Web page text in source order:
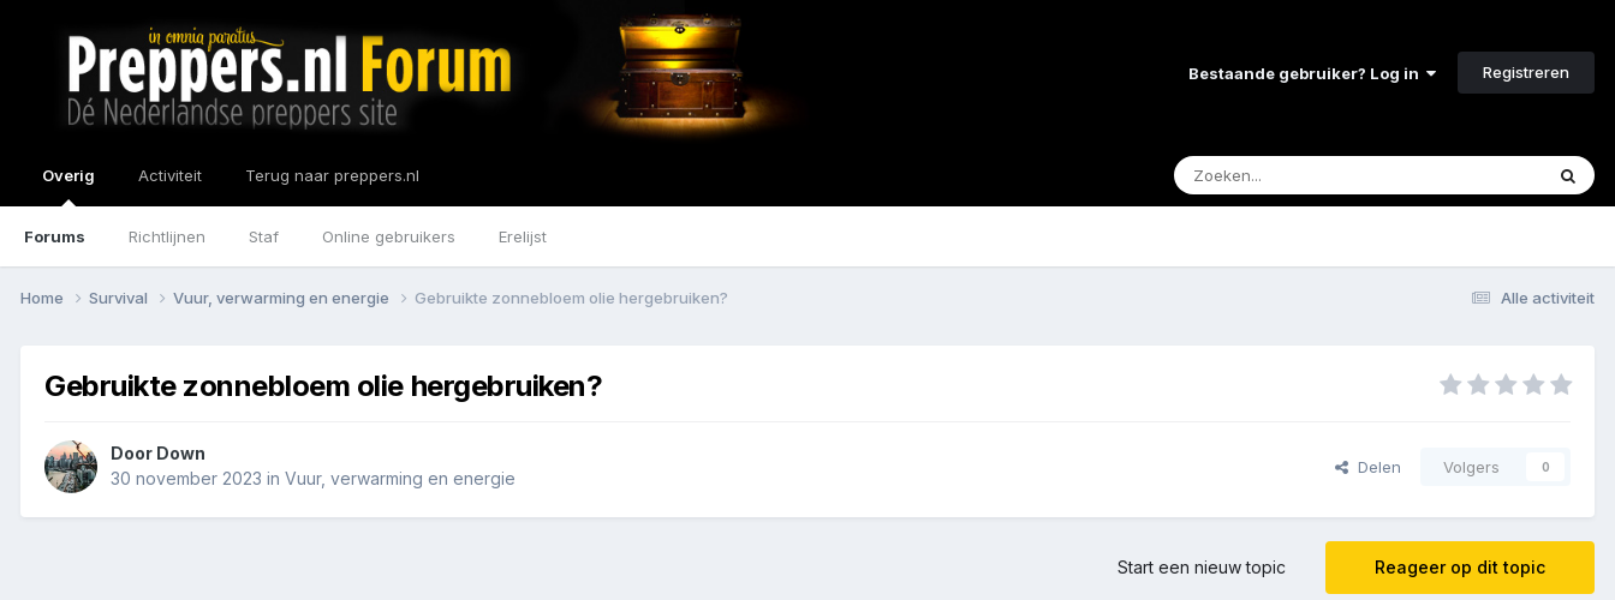
Bestaande gebruiker? Log in Registreren
Overig
Forums Richtlijnen Staf Online gebruikers Erelijst
Activiteit Terug naar preppers.nl
Alle activiteit
Home Survival Vuur, verwarming en energie Gebruikte zonnebloem olie hergebruiken?
Gebruikte zonnebloem olie hergebruiken?
Door Down
30 november 2023 in Vuur, verwarming en energie
Delen Volgers 0
Reageer op dit topic
Start een nieuw topic